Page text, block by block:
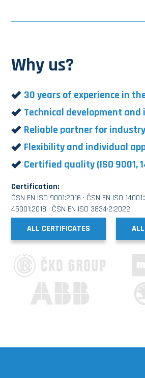
Why us?
30 years of experience in
Technical development
Reliable partner for
Flexibility and individual
Certified quality (ISO 9001,
Certification:
ČSN EN ISO 9001:2016 · ČSN EN ISO
45001:2018 · ČSN EN ISO 3834·2:2022
ALL CERTIFICATES